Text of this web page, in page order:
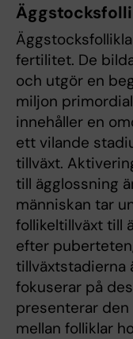
fertilitet. De
och utgör en
miljon
innehåller en
ett vilande
tillväxt.
till ägglossning
människan tar
follikeltillväxt till
efter
tillväxtstadierna
fokuserar på
presenterar
mellan folliklar